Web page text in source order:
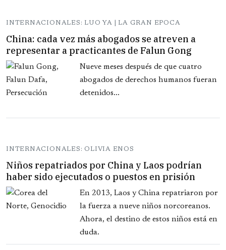
INTERNACIONALES: LUO YA | LA GRAN EPOCA
China: cada vez más abogados se atreven a
representar a practicantes de Falun Gong
Nueve meses después de que cuatro
abogados de derechos humanos fueran
detenidos...
INTERNACIONALES: OLIVIA ENOS
Niños repatriados por China y Laos podrían
haber sido ejecutados o puestos en prisión
En 2013, Laos y China repatriaron por
la fuerza a nueve niños norcoreanos.
Ahora, el destino de estos niños está en
duda.